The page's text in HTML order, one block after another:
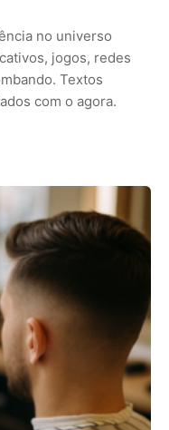
no universo
jogos, redes
Textos
com o agora.